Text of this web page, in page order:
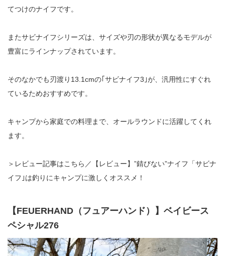
てつけのナイフです。
またサビナイフシリーズは、サイズや刃の形状が異なるモデルが
豊富にラインナップされています。
そのなかでも刃渡り13.1cmの｢サビナイフ3｣が、汎用性にすぐれ
ているためおすすめです。
キャンプから家庭での料理まで、オールラウンドに活躍してくれ
ます。
＞レビュー記事はこちら／【レビュー】”錆びない”ナイフ「サビナ
イフ｣は釣りにキャンプに激しくオススメ！
【FEUERHAND（フュアーハンド）】ベイビース
ペシャル276